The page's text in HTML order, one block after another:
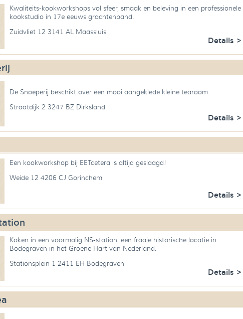
Kwaliteits-kookworkshops vol sfeer, smaak en beleving in een professionele
kookstudio in 17e eeuws grachtenpand.
Zuidvliet 12 3141 AL Maassluis
Details >
De Snoeperij beschikt over een mooi aangeklede kleine tearoom.
Straatdijk 2 3247 BZ Dirksland
Details >
Een kookworkshop bij EETcetera is altijd geslaagd!
Weide 12 4206 CJ Gorinchem
Details >
Koken in een voormalig NS-station, een fraaie historische locatie in
Bodegraven in het Groene Hart van Nederland.
Stationsplein 1 2411 EH Bodegraven
Details >